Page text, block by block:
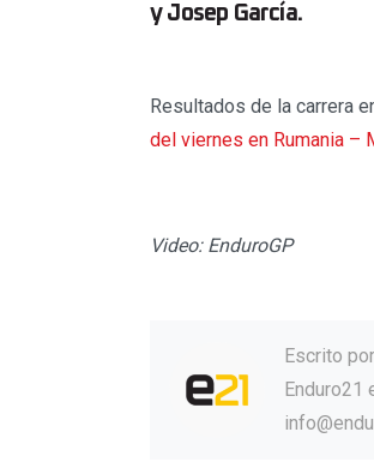
y Josep García.
Resultados de la carrera
del viernes en Rumania –
Video: EnduroGP
Escrito por
Enduro21